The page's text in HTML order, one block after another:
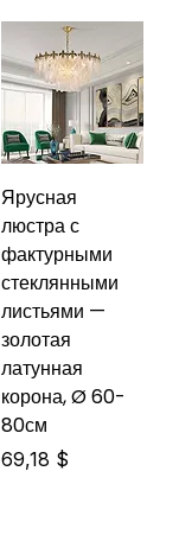
Ярусная
люстра с
фактурными
стеклянными
листьями —
золотая
латунная
корона, Ø 60-
80см
Цена
69,18 $